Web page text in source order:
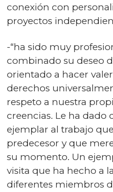
conexión con
proyectos
-“ha sido muy
combinado su deseo
orientado a hacer
derechos
respeto a nuestra
creencias. Le ha
ejemplar al trabajo
predecesor y que
su momento. Un
visita que ha hecho a
diferentes miembros